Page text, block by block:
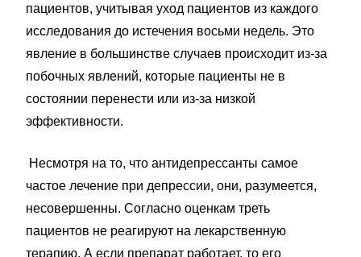
пациентов, учитывая уход пациентов из каждого
исследования до истечения восьми недель. Это
явление в большинстве случаев происходит из-за
побочных явлений, которые пациенты не в
состоянии перенести или из-за низкой
эффективности.
Несмотря на то, что антидепрессанты самое
частое лечение при депрессии, они, разумеется,
несовершенны. Согласно оценкам треть
пациентов не реагируют на лекарственную
терапию. А если препарат работает, то его